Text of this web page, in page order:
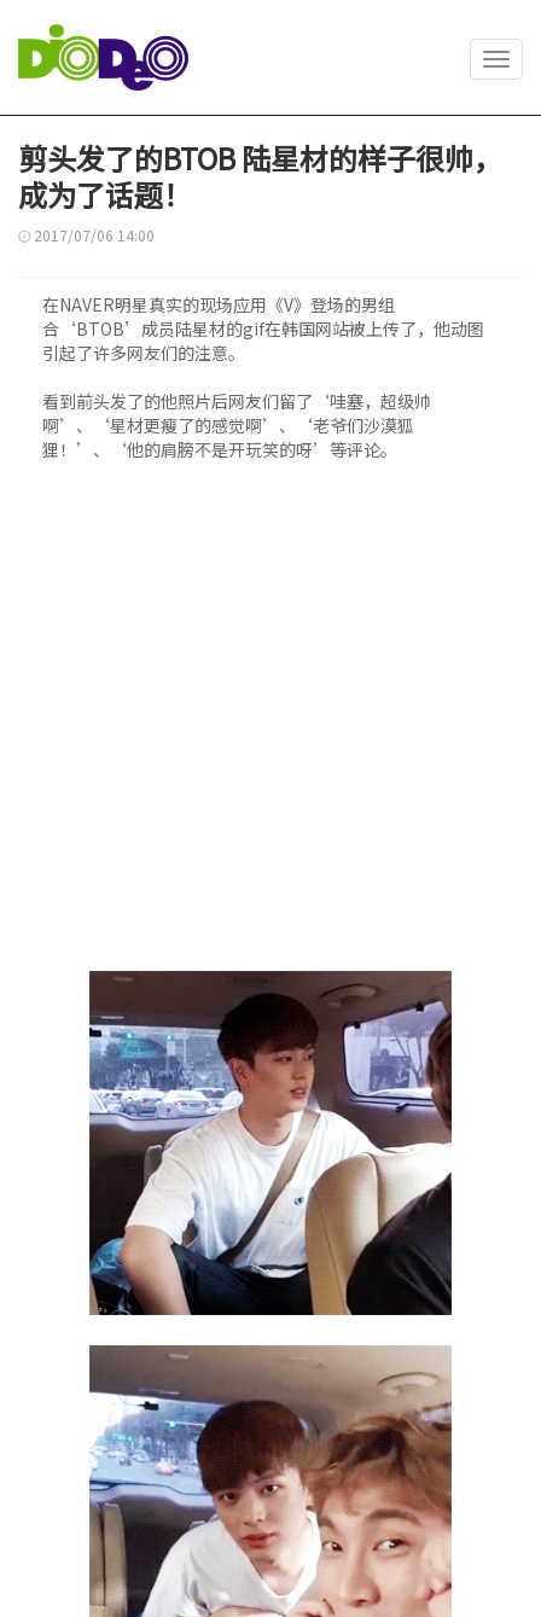
剪头发了的BTOB 陆星材的样子很帅，
成为了话题！
2017/07/06 14:00
在NAVER明星真实的现场应用《V》登场的男组
合‘BTOB’成员陆星材的gif在韩国网站被上传了，他动图
引起了许多网友们的注意。
看到前头发了的他照片后网友们留了‘哇塞，超级帅
啊’、‘星材更瘦了的感觉啊’、‘老爷们沙漠狐
狸！’、‘他的肩膀不是开玩笑的呀’等评论。